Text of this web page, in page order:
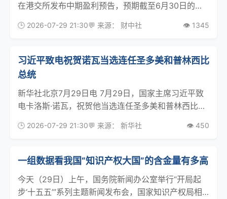
在港交所发布中期盈利预告，预期截至6月30日的六
不超过18.3%；净亏损不超过2亿元，而2025年同期
🕒 2026-07-29 21:30💬 来源： 财中社 👁️ 1345
习近平致电祝贺诺瓦当选连任圣多美和普林西比
总统
新华社北京7月29日电 7月29日，国家主席习近平致
电卡洛斯·诺瓦，祝贺他当选连任圣多美和普林西比民
展势头良好，双方政治互信持续深化，在涉及彼此核
🕒 2026-07-29 21:30💬 来源： 新华社 👁️ 450
一组数据看我国“知识产权大国”的含金量有多高
今天（29日）上午，国务院新闻办公室举行“开局起
步‘十五五’”系列主题新闻发布会，国家知识产权局相